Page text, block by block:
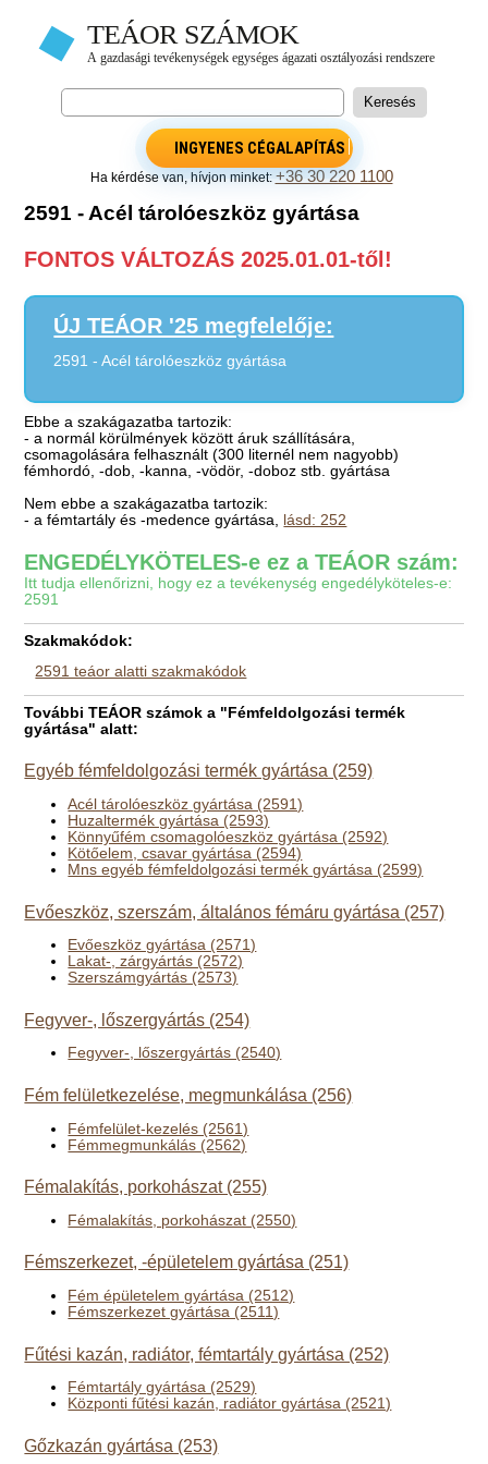
INGYENES CÉGALAPÍTÁS
Ha kérdése van, hívjon minket:+36 30 220 1100
2591 - Acél tárolóeszköz gyártása
FONTOS VÁLTOZÁS 2025.01.01-től!
ÚJ TEÁOR '25 megfelelője:
2591 - Acél tárolóeszköz gyártása
Ebbe a szakágazatba tartozik:
- a normál körülmények között áruk szállítására,
csomagolására felhasznált (300 liternél nem nagyobb)
fémhordó, -dob, -kanna, -vödör, -doboz stb. gyártása
Nem ebbe a szakágazatba tartozik:
- a fémtartály és -medence gyártása, lásd: 252
ENGEDÉLYKÖTELES-e ez a TEÁOR szám:
Itt tudja ellenőrizni, hogy ez a tevékenység engedélyköteles-e:
2591
Szakmakódok:
2591 teáor alatti szakmakódok
További TEÁOR számok a "Fémfeldolgozási termék
gyártása" alatt:
Egyéb fémfeldolgozási termék gyártása (259)
Acél tárolóeszköz gyártása (2591)
Huzaltermék gyártása (2593)
Könnyűfém csomagolóeszköz gyártása (2592)
Kötőelem, csavar gyártása (2594)
Mns egyéb fémfeldolgozási termék gyártása (2599)
Evőeszköz, szerszám, általános fémáru gyártása (257)
Evőeszköz gyártása (2571)
Lakat-, zárgyártás (2572)
Szerszámgyártás (2573)
Fegyver-, lőszergyártás (254)
Fegyver-, lőszergyártás (2540)
Fém felületkezelése, megmunkálása (256)
Fémfelület-kezelés (2561)
Fémmegmunkálás (2562)
Fémalakítás, porkohászat (255)
Fémalakítás, porkohászat (2550)
Fémszerkezet, -épületelem gyártása (251)
Fém épületelem gyártása (2512)
Fémszerkezet gyártása (2511)
Fűtési kazán, radiátor, fémtartály gyártása (252)
Fémtartály gyártása (2529)
Központi fűtési kazán, radiátor gyártása (2521)
Gőzkazán gyártása (253)